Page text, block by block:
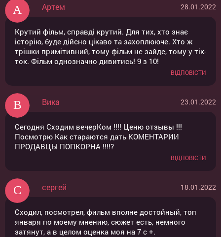
Артем 28.01.2022
Крутий фільм, справді крутий. Для тих, хто знає
історію, буде дійсно цікаво та захоплююче. Хто ж
трішки примітивний, тому фільм не зайде, тому у тік-
ток. Фільм однозначно дивитись! 9 з 10!
ВІДПОВІСТИ
Вика 23.01.2022
Сегодня Сходим вечерКом !!!! Ценю отзывы !!!
Посмотрю Как стараются дать КОМЕНТАРИИ
ПРОДАВЦЫ ПОПКОРНА !!!!?
ВІДПОВІСТИ
сергей 18.01.2022
Сходил, посмотрел, фильм вполне достойный, топ
января по моему мнению, сюжет есть, немного
затянут, а в целом оценка моя на 7 с +.